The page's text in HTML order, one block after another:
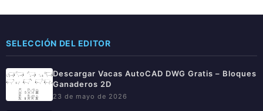
SELECCIÓN DEL EDITOR
Descargar Vacas AutoCAD DWG Gratis – Bloques
Ganaderos 2D
23 de mayo de 2026